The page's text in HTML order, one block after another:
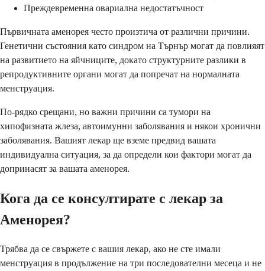
Преждевременна овариална недостатъчност
Първичната аменорея често произтича от различни причини.
Генетични състояния като синдром на Търнър могат да повлияят
на развитието на яйчниците, докато структурните разлики в
репродуктивните органи могат да попречат на нормалната
менструация.
По-рядко срещани, но важни причини са тумори на
хипофизната жлеза, автоимунни заболявания и някои хронични
заболявания. Вашият лекар ще вземе предвид вашата
индивидуална ситуация, за да определи кои фактори могат да
допринасят за вашата аменорея.
Кога да се консултирате с лекар за
Аменорея?
Трябва да се свържете с вашия лекар, ако не сте имали
менструация в продължение на три последователни месеца и не